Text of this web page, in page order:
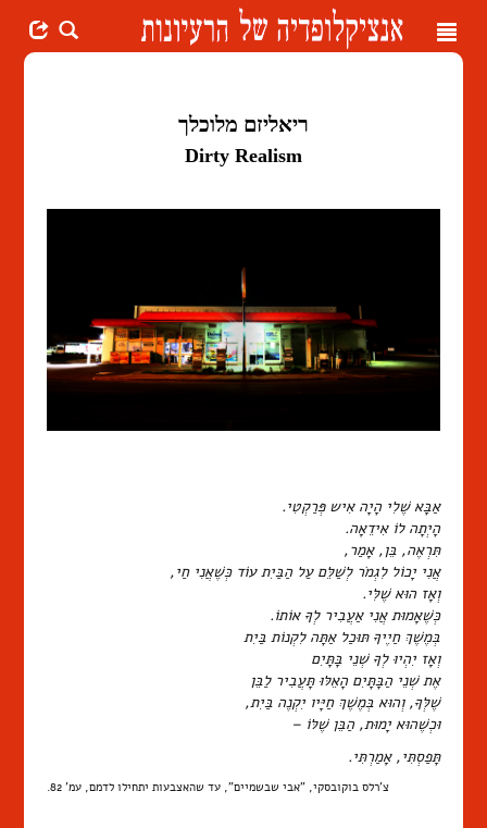
Toggle
ריאליזם מלוכלך
Dirty Realism
אַבָּא שֶׁלִי הָיָה אִיש פְּרַקְטִי.
הָיְתָה לוֹ אִידֵאָה.
תִּרְאֶה, בֵּן, אָמַר,
אֲנִי יָכוֹל לִגְמֹר לְשַׁלֵּם עַל הַבַּיִת עוֹד כְּשֶׁאֲנִי חַי,
וְאָז הוּא שֶׁלִּי.
כְּשֶׁאָמוּת אֲנִי אַעֲבִיר לְךָ אוֹתוֹ.
בְּמֶשֶׁךְ חַיֶיךָ תּוּכַל אַתָּה לִקְנוֹת בַּיִת
וְאָז יִהְיוּ לְךָ שְׁנֵי בָּתָּיִם
אֶת שְׁנֵי הַבָּתָּיִם הָאֵלּוּ תָּעֲבִיר לַבֵּן
שֶׁלְּךָ, וְהוּא בְּמֶשֶׁךְ חַיָּיו יִקְנֶה בַּיִת,
וּכְשֶׁהוּא יָמוּת, הַבֵּן שֶׁלּוֹ –
תָּפַסְתִּי, אָמַרְתִּי.
צ'רלס בוקובסקי, "אבי שבשמיים", עד שהאצבעות יתחילו לדמם, עמ' 82.